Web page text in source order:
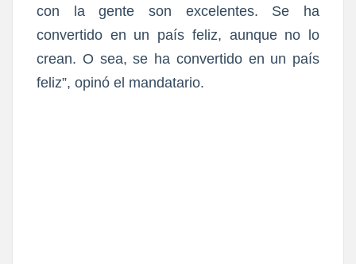
con la gente son excelentes. Se ha
convertido en un país feliz, aunque no lo
crean. O sea, se ha convertido en un país
feliz”, opinó el mandatario.